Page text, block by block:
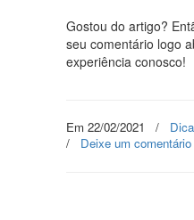
Gostou do artigo?
seu comentário logo
experiência conosco!
Em 22/02/2021 /
/ Deixe um comentário